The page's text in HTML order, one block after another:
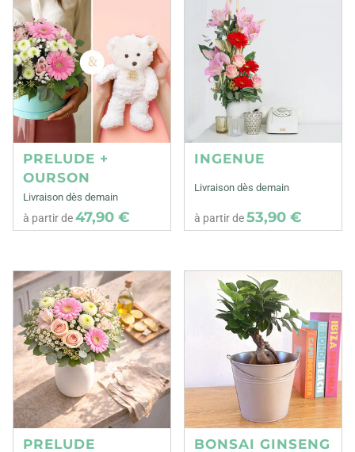
PRELUDE +
OURSON
Livraison dès demain
à partir de47,90 €
INGENUE
Livraison dès demain
à partir de53,90 €
PRELUDE BONSAI GINSENG